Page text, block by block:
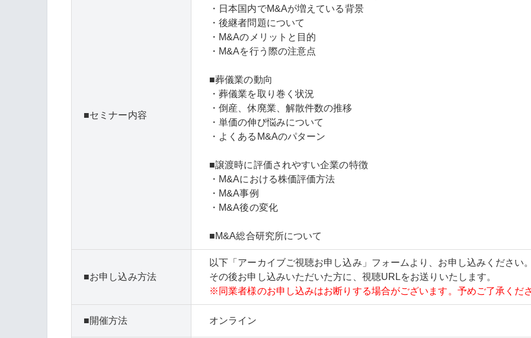
セミナー内容
・日本国内でM&Aが増えている背景
・後継者問題について
・M&Aのメリットと目的
・M&Aを行う際の注意点
■葬儀業の動向
・葬儀業を取り巻く状況
・倒産、休廃業、解散件数の推移
・単価の伸び悩みについて
・よくあるM&Aのパターン
■譲渡時に評価されやすい企業の特徴
・M&Aにおける株価評価方法
・M&A事例
・M&A後の変化
■M&A総合研究所について
お申し込み方法
以下「アーカイブご視聴お申し込み」フォームより、お申し込みください。
その後お申し込みいただいた方に、視聴URLをお送りいたします。
※同業者様のお申し込みはお断りする場合がございます。予めご了承くださ
開催方法 オンライン